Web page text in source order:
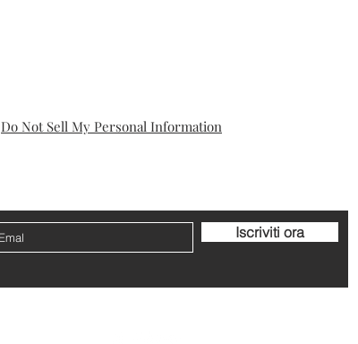
Do Not Sell My Personal Information
Iscriviti ora